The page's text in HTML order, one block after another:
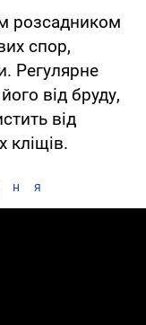
розсадником
спор,
Регулярне
від бруду,
від
кліщів.